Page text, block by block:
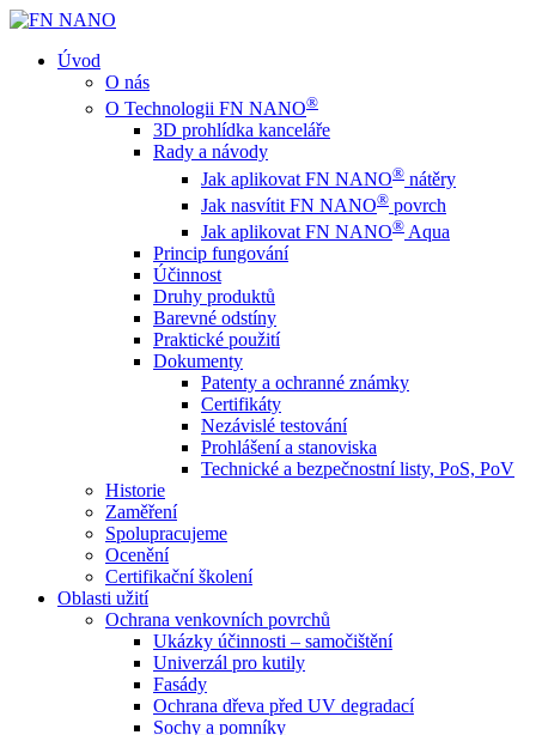
Úvod
O nás
O Technologii FN NANO®
3D prohlídka kanceláře
Rady a návody
Jak aplikovat FN NANO® nátěry
Jak nasvítit FN NANO® povrch
Jak aplikovat FN NANO® Aqua
Princip fungování
Účinnost
Druhy produktů
Barevné odstíny
Praktické použití
Dokumenty
Patenty a ochranné známky
Certifikáty
Nezávislé testování
Prohlášení a stanoviska
Technické a bezpečnostní listy, PoS, PoV
Historie
Zaměření
Spolupracujeme
Ocenění
Certifikační školení
Oblasti užití
Ochrana venkovních povrchů
Ukázky účinnosti – samočištění
Univerzál pro kutily
Fasády
Ochrana dřeva před UV degradací
Sochy a pomníky